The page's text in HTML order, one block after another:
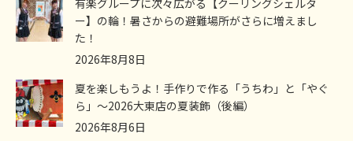
ー】の輪！暑さからの避難場所がさらに増えまし
た！
2026年8月8日
夏を楽しもうよ！手作りで作る「うちわ」と「やぐ
ら」～2026大東店の夏装飾（後編）
2026年8月6日